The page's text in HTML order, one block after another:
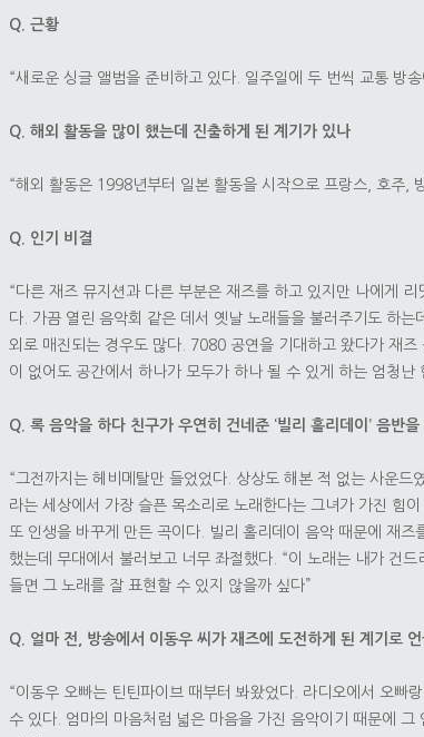
Q. 근황
“새로운 싱글 앨범을 준비하고 있다. 일주일에 두 번씩 교통 방
Q. 해외 활동을 많이 했는데 진출하게 된 계기가 있나
“해외 활동은 1998년부터 일본 활동을 시작으로 프랑스, 호주,
Q. 인기 비결
“다른 재즈 뮤지션과 다른 부분은 재즈를 하고 있지만 나에게
다. 가끔 열린 음악회 같은 데서 옛날 노래들을 불러주기도 하
외로 매진되는 경우도 많다. 7080 공연을 기대하고 왔다가 재
이 없어도 공간에서 하나가 모두가 하나 될 수 있게 하는 엄청난
Q. 록 음악을 하다 친구가 우연히 건네준 ‘빌리 홀리데이’ 음반
“그전까지는 헤비메탈만 들었었다. 상상도 해본 적 없는 사운
라는 세상에서 가장 슬픈 목소리로 노래한다는 그녀가 가진 힘
또 인생을 바꾸게 만든 곡이다. 빌리 홀리데이 음악 때문에 재
했는데 무대에서 불러보고 너무 좌절했다. “이 노래는 내가 건
들면 그 노래를 잘 표현할 수 있지 않을까 싶다”
Q. 얼마 전, 방송에서 이동우 씨가 재즈에 도전하게 된 계기로
“이동우 오빠는 틴틴파이브 때부터 봐왔었다. 라디오에서 오빠
수 있다. 엄마의 마음처럼 넓은 마음을 가진 음악이기 때문에